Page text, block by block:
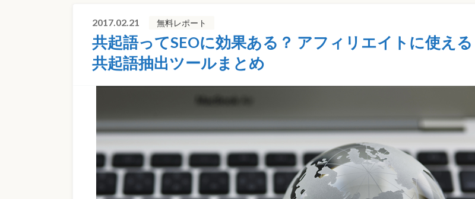
2017.02.21 無料レポート
共起語ってSEOに効果ある？ アフィリエイトに使える
共起語抽出ツールまとめ